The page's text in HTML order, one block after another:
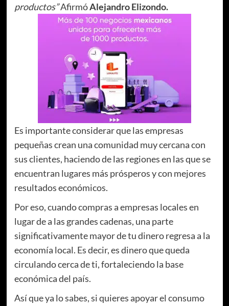
productos”AfirmóAlejandro Elizondo.
Es importante considerar que las empresas
pequeñas crean una comunidad muy cercana con
sus clientes, haciendo de las regiones en las que se
encuentran lugares más prósperos y con mejores
resultados económicos.
Por eso, cuando compras a empresas locales en
lugar de a las grandes cadenas, una parte
significativamente mayor de tu dinero regresa a la
economía local. Es decir, es dinero que queda
circulando cerca de ti, fortaleciendo la base
económica del país.
Así que ya lo sabes, si quieres apoyar el consumo